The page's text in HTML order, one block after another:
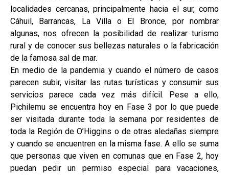
localidades cercanas, principalmente hacia el sur, como
Cáhuil, Barrancas, La Villa o El Bronce, por nombrar
algunas, nos ofrecen la posibilidad de realizar turismo
rural y de conocer sus bellezas naturales o la fabricación
de la famosa sal de mar.
En medio de la pandemia y cuando el número de casos
parecen subir, visitar las rutas turísticas y consumir sus
servicios parece cada vez más difícil. Pese a ello,
Pichilemu se encuentra hoy en Fase 3 por lo que puede
ser visitada durante toda la semana por residentes de
toda la Región de O’Higgins o de otras aledañas siempre
y cuando se encuentren en la misma fase. A ello se suma
que personas que viven en comunas que en Fase 2, hoy
puedan pedir un permiso especial para vacaciones,